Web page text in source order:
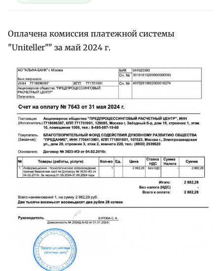
Оплачена комиссия платежной системы
"Uniteller"" за май 2024 г.